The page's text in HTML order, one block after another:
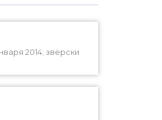
2014; зверски